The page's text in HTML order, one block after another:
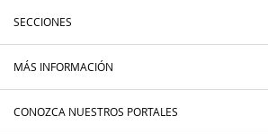
SECCIONES
MÁS INFORMACIÓN
CONOZCA NUESTROS PORTALES